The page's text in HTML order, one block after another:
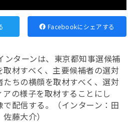
Facebookにシェアする
ターンは、東京都知事選候補
材すべく、主要候補者の選対
ちの横顔を取材すべく、選対
の様子を取材することにし
配信する。（インターン：田
藤大介）